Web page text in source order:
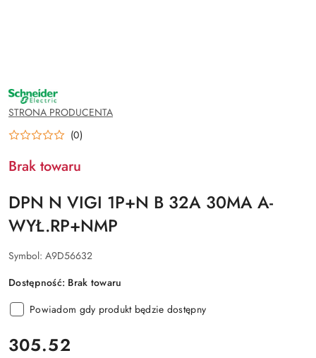
NAZWA
PRODUCENTA:
SCHNEIDER
ELECTRIC
STRONA PRODUCENTA
(0)
Brak towaru
DPN N VIGI 1P+N B 32A 30MA A-
WYŁ.RP+NMP
Symbol: A9D56632
Dostępność: Brak towaru
Powiadom gdy produkt będzie dostępny
cena:
305.52